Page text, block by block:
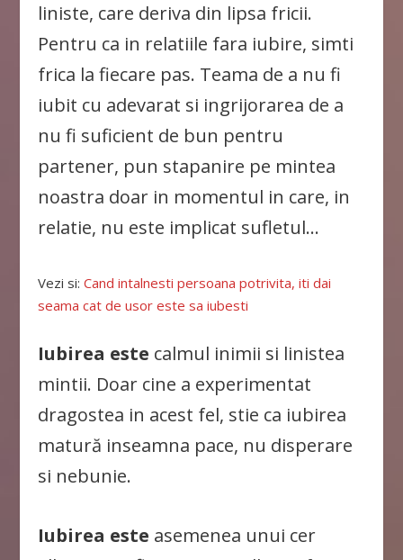
liniste, care deriva din lipsa fricii.
Pentru ca in relatiile fara iubire, simti
frica la fiecare pas. Teama de a nu fi
iubit cu adevarat si ingrijorarea de a
nu fi suficient de bun pentru
partener, pun stapanire pe mintea
noastra doar in momentul in care, in
relatie, nu este implicat sufletul…
Vezi si:Cand intalnesti persoana potrivita, iti dai
seama cat de usor este sa iubesti
Iubirea este calmul inimii si linistea
mintii. Doar cine a experimentat
dragostea in acest fel, stie ca iubirea
matură inseamna pace, nu disperare
si nebunie.
Iubirea este asemenea unui cer